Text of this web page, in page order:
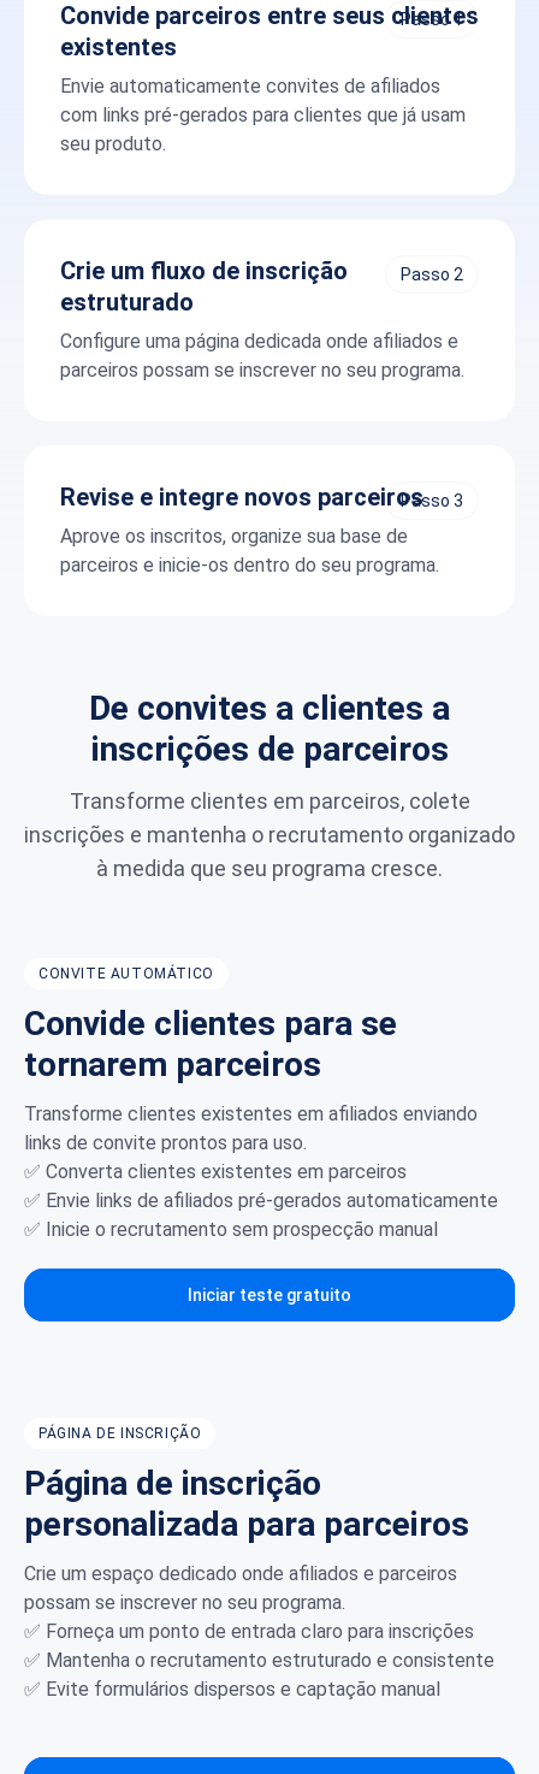
Passo 1
Convide parceiros entre seus clientes
existentes
Envie automaticamente convites de afiliados
com links pré-gerados para clientes que já usam
seu produto.
Passo 2
Crie um fluxo de inscrição
estruturado
Configure uma página dedicada onde afiliados e
parceiros possam se inscrever no seu programa.
Passo 3
Revise e integre novos parceiros
Aprove os inscritos, organize sua base de
parceiros e inicie-os dentro do seu programa.
De convites a clientes a
inscrições de parceiros
Transforme clientes em parceiros, colete
inscrições e mantenha o recrutamento organizado
à medida que seu programa cresce.
CONVITE AUTOMÁTICO
Convide clientes para se
tornarem parceiros
Transforme clientes existentes em afiliados enviando
links de convite prontos para uso.
✅ Converta clientes existentes em parceiros
✅ Envie links de afiliados pré-gerados automaticamente
✅ Inicie o recrutamento sem prospecção manual
Iniciar teste gratuito
PÁGINA DE INSCRIÇÃO
Página de inscrição
personalizada para parceiros
Crie um espaço dedicado onde afiliados e parceiros
possam se inscrever no seu programa.
✅ Forneça um ponto de entrada claro para inscrições
✅ Mantenha o recrutamento estruturado e consistente
✅ Evite formulários dispersos e captação manual